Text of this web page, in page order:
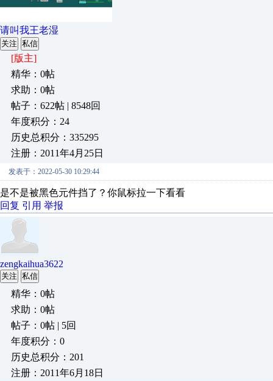
请叫我王老湿
关注 私信
[版主]
精华：0帖
求助：0帖
帖子：622帖 | 8548回
年度积分：24
历史总积分：335295
注册：2011年4月25日
发表于：2022-05-30 10:29:44
是不是被黑色元件挡了？你鼠标拉一下看看
回复 引用 举报
zengkaihua3622
关注 私信
精华：0帖
求助：0帖
帖子：0帖 | 5回
年度积分：0
历史总积分：201
注册：2011年6月18日